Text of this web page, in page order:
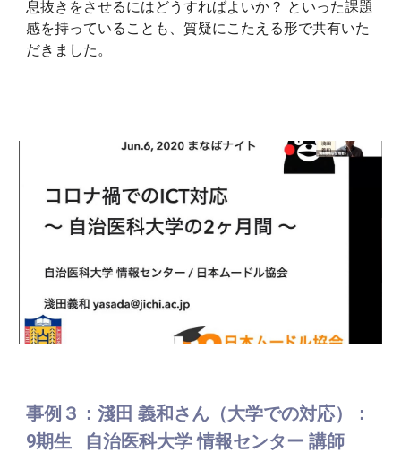
息抜きをさせるにはどうすればよいか？ といった課題
感を持っていることも、質疑にこたえる形で共有いた
だきました。
事例３：淺田 義和さん（大学での対応）：
9期生 自治医科大学 情報センター 講師